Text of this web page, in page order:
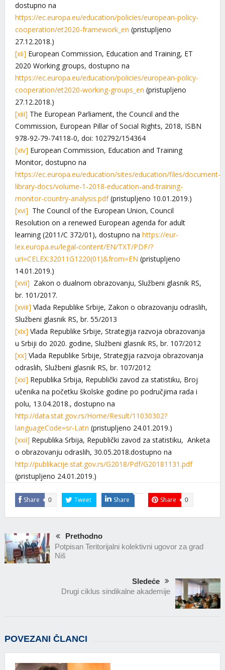
dostupno na
https://ec.europa.eu/education/policies/european-policy-
cooperation/et2020-framework_en (pristupljeno
27.12.2018.)
[xii] European Commission, Education and Training, ET
2020 Working groups, dostupno na
https://ec.europa.eu/education/policies/european-policy-
cooperation/et2020-working-groups_en (pristupljeno
27.12.2018.)
[xiii] The European Parliament, the Council and the
Commission, European Pillar of Social Rights, 2018, ISBN
978-92-79-74118-0, doi: 102792/154364
[xiv] European Commission, Education and Training
Monitor, dostupno na
https://ec.europa.eu/education/sites/education/files/document-
library-docs/volume-1-2018-education-and-training-
monitor-country-analysis.pdf(pristupljeno 10.01.2019.)
[xvi] The Council of the European Union, Council
Resolution on a renewed European agenda for adult
learning (2011/C 372/01), dostupno na https://eur-
lex.europa.eu/legal-content/EN/TXT/PDF/?
uri=CELEX:32011G1220(01)&from=EN (pristupljeno
14.01.2019.)
[xvii] Zakon o dualnom obrazovanju, Službeni glasnik RS,
br. 101/2017.
[xviii] Vlada Republike Srbije, Zakon o obrazovanju odraslih,
Službeni glasnik RS, br. 55/2013
[xix] Vlada Republike Srbije, Strategija razvoja obrazovanja
u Srbiji do 2020. godine, Službeni glasnik RS, br. 107/2012
[xx] Vlada Republike Srbije, Strategija razvoja obrazovanja
odraslih, Službeni glasnik RS, br. 107/2012
[xxi] Republika Srbija, Republički zavod za statistiku, Broj
učenika na početku školske godine po područjima rada i
polu, 13.04.2018., dostupno na
http://data.stat.gov.rs/Home/Result/11030302?
languageCode=sr-Latn (pristupljeno 24.01.2019.)
[xxii] Republika Srbija, Republički zavod za statistiku, Anketa
o obrazovanju odraslih, 30.05.2018.dostupno na
http://publikacije.stat.gov.rs/G2018/Pdf/G20181131.pdf
(pristupljeno 24.01.2019.)
Share 0 Tweet Share Share 0
Prethodno
Potpisan Teritorijalni kolektivni ugovor za grad
Niš
Sledeće
Drugi ciklus sindikalne akademije
POVEZANI ČLANCI